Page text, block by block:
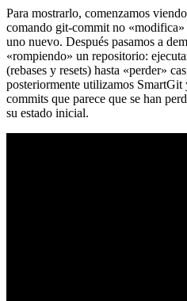
Para mostrarlo, comenzamos
comando git-commit no
uno nuevo. Después pasamos a
«rompiendo» un repositorio:
(rebases y resets) hasta «perder»
posteriormente utilizamos SmartGit
commits que parece que se han
su estado inicial.